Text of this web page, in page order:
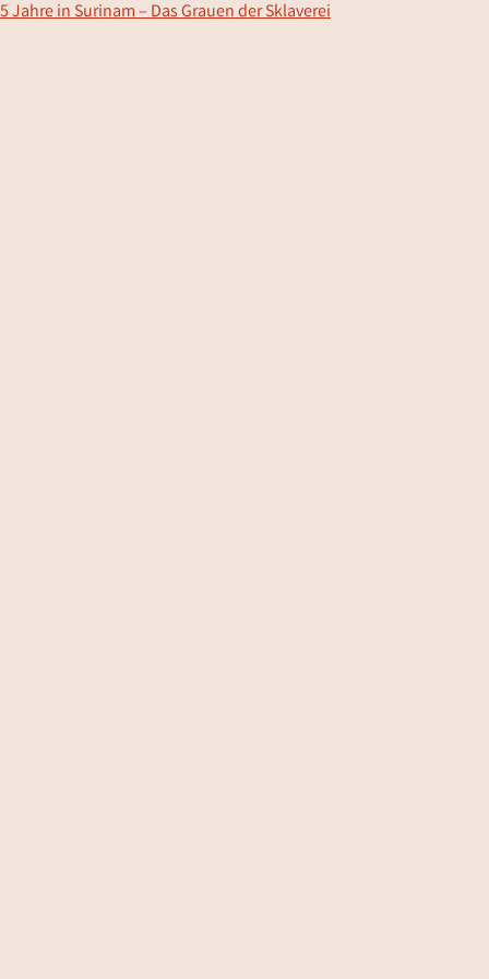
5 Jahre in Surinam – Das Grauen der Sklaverei